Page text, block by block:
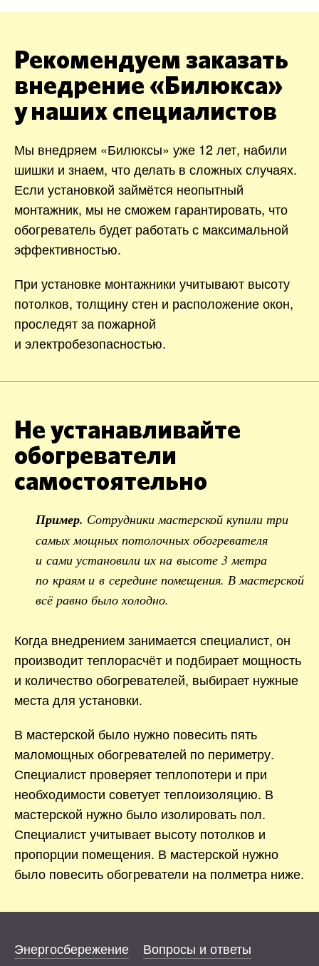
Рекомендуем заказать
внедрение «Билюкса»
у наших специалистов
Мы внедряем «Билюксы» уже 12 лет, набили
шишки и знаем, что делать в сложных случаях.
Если установкой займётся неопытный
монтажник, мы не сможем гарантировать, что
обогреватель будет работать с максимальной
эффективностью.
При установке монтажники учитывают высоту
потолков, толщину стен и расположение окон,
проследят за пожарной
и электробезопасностью.
Не устанавливайте
обогреватели
самостоятельно
Пример. Сотрудники мастерской купили три
самых мощных потолочных обогревателя
и сами установили их на высоте 3 метра
по краям и в середине помещения. В мастерской
всё равно было холодно.
Когда внедрением занимается специалист, он
производит теплорасчёт и подбирает мощность
и количество обогревателей, выбирает нужные
места для установки.
В мастерской было нужно повесить пять
маломощных обогревателей по периметру.
Специалист проверяет теплопотери и при
необходимости советует теплоизоляцию. В
мастерской нужно было изолировать пол.
Специалист учитывает высоту потолков и
пропорции помещения. В мастерской нужно
было повесить обогреватели на полметра ниже.
Энергосбережение Вопросы и ответы